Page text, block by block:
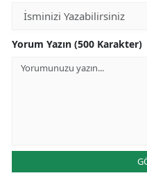
Yorum Yazın (500 Karakter)